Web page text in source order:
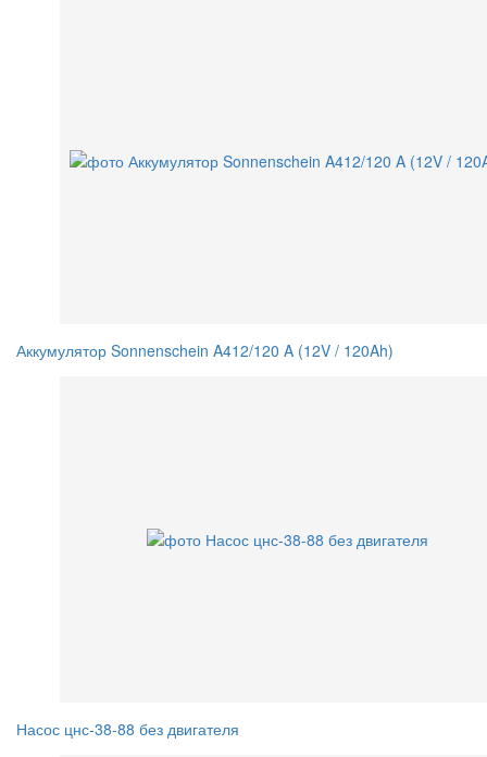
Аккумулятор Sonnenschein A412/120 A (12V / 120Ah)
Насос цнс-38-88 без двигателя